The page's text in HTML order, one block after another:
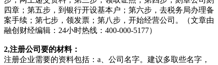
四章；第五步，到银行开设基本户；第六步，去税务局办理备
案手续；第七步，领发票；第八步，开始经营公司。（文章由
融创财经编辑：24小时热线：400-000-5177）
2,注册公司要的材料：
注册企业需要的资料包括：a、公司名字。建议多取些名字，